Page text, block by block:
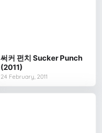
써커 펀치 Sucker Punch
(2011)
24 February, 2011